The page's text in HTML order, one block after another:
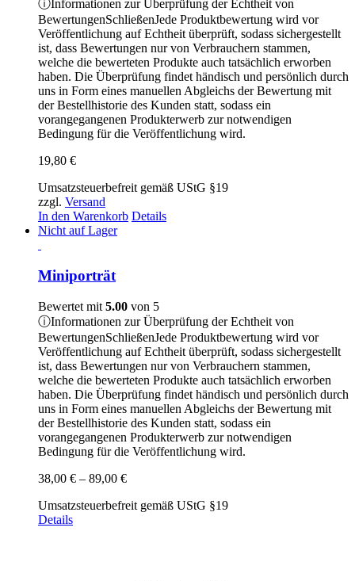
ⓘInformationen zur Überprüfung der Echtheit von
BewertungenSchließenJede Produktbewertung wird vor
Veröffentlichung auf Echtheit überprüft, sodass sichergestellt
ist, dass Bewertungen nur von Verbrauchern stammen,
welche die bewerteten Produkte auch tatsächlich erworben
haben. Die Überprüfung findet händisch und persönlich durch
uns in Form eines manuellen Abgleichs der Bewertung mit
der Bestellhistorie des Kunden statt, sodass ein
vorangegangenen Produkterwerb zur notwendigen
Bedingung für die Veröffentlichung wird.
19,80 €
Umsatzsteuerbefreit gemäß UStG §19
zzgl. Versand
In den Warenkorb Details
Nicht auf Lager
Miniporträt
Bewertet mit 5.00 von 5
ⓘInformationen zur Überprüfung der Echtheit von
BewertungenSchließenJede Produktbewertung wird vor
Veröffentlichung auf Echtheit überprüft, sodass sichergestellt
ist, dass Bewertungen nur von Verbrauchern stammen,
welche die bewerteten Produkte auch tatsächlich erworben
haben. Die Überprüfung findet händisch und persönlich durch
uns in Form eines manuellen Abgleichs der Bewertung mit
der Bestellhistorie des Kunden statt, sodass ein
vorangegangenen Produkterwerb zur notwendigen
Bedingung für die Veröffentlichung wird.
38,00 € – 89,00 €Preisspanne:
bis
Umsatzsteuerbefreit gemäß UStG §19
Details